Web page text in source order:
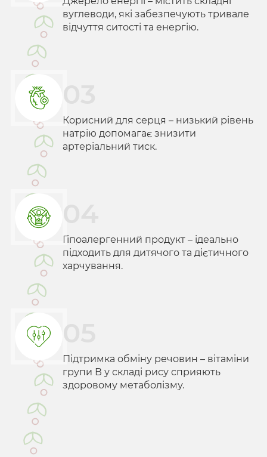
вуглеводи, які забезпечують тривале
відчуття ситості та енергію.
03
Корисний для серця – низький рівень
натрію допомагає знизити
артеріальний тиск.
04
Гіпоалергенний продукт – ідеально
підходить для дитячого та дієтичного
харчування.
05
Підтримка обміну речовин – вітаміни
групи В у складі рису сприяють
здоровому метаболізму.